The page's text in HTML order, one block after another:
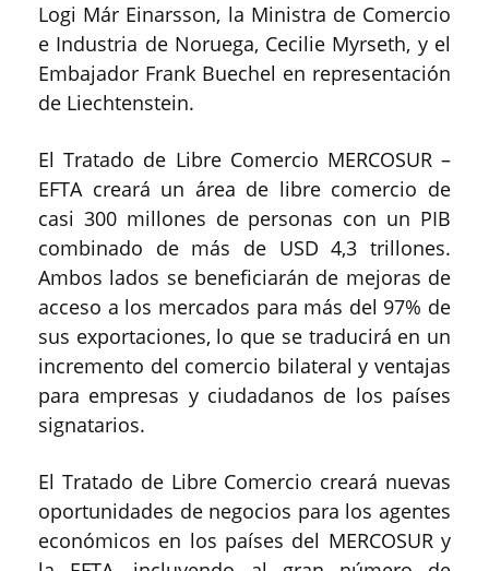
Logi Már Einarsson, la Ministra de Comercio
e Industria de Noruega, Cecilie Myrseth, y el
Embajador Frank Buechel en representación
de Liechtenstein.
El Tratado de Libre Comercio MERCOSUR –
EFTA creará un área de libre comercio de
casi 300 millones de personas con un PIB
combinado de más de USD 4,3 trillones.
Ambos lados se beneficiarán de mejoras de
acceso a los mercados para más del 97% de
sus exportaciones, lo que se traducirá en un
incremento del comercio bilateral y ventajas
para empresas y ciudadanos de los países
signatarios.
El Tratado de Libre Comercio creará nuevas
oportunidades de negocios para los agentes
económicos en los países del MERCOSUR y